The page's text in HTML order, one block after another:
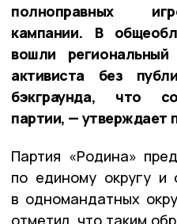
полноправных
кампании. В
вошли
активиста без
бэкграунда, что
партии, — утверждает
Партия «Родина»
по единому округу и
в одномандатных
отметил, что таким